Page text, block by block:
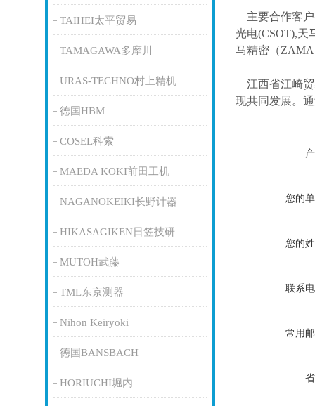
TAIHEI太平贸易
TAMAGAWA多摩川
URAS-TECHNO村上精机
德国HBM
COSEL科索
MAEDA KOKI前田工机
NAGANOKEIKI长野计器
HIKASAGIKEN日笠技研
MUTOH武藤
TML东京测器
Nihon Keiryoki
德国BANSBACH
HORIUCHI堀内
主要合作客
光电(CSOT),天
马精密（
江西省江崎
现共同发展。
您的
您的
联系
常用